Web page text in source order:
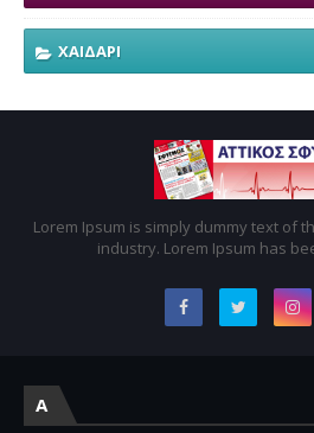
ΧΑΙΔΑΡΙ
Lorem Ipsum is simply dummy text of
industry. Lorem Ipsum has
A